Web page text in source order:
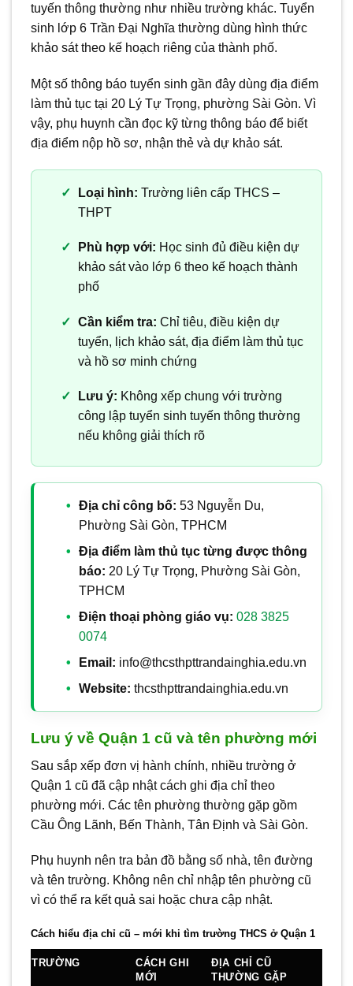
tuyến thông thường như nhiều trường khác. Tuyển
sinh lớp 6 Trần Đại Nghĩa thường dùng hình thức
khảo sát theo kế hoạch riêng của thành phố.
Một số thông báo tuyển sinh gần đây dùng địa điểm
làm thủ tục tại 20 Lý Tự Trọng, phường Sài Gòn. Vì
vậy, phụ huynh cần đọc kỹ từng thông báo để biết
địa điểm nộp hồ sơ, nhận thẻ và dự khảo sát.
Loại hình: Trường liên cấp THCS –
THPT
Phù hợp với: Học sinh đủ điều kiện dự
khảo sát vào lớp 6 theo kế hoạch thành
phố
Cần kiểm tra: Chỉ tiêu, điều kiện dự
tuyển, lịch khảo sát, địa điểm làm thủ tục
và hồ sơ minh chứng
Lưu ý: Không xếp chung với trường
công lập tuyển sinh tuyến thông thường
nếu không giải thích rõ
Địa chỉ công bố: 53 Nguyễn Du,
Phường Sài Gòn, TPHCM
Địa điểm làm thủ tục từng được thông
báo: 20 Lý Tự Trọng, Phường Sài Gòn,
TPHCM
Điện thoại phòng giáo vụ: 028 3825
0074
Email: info@thcsthpttrandainghia.edu.vn
Website: thcsthpttrandainghia.edu.vn
Lưu ý về Quận 1 cũ và tên phường mới
Sau sắp xếp đơn vị hành chính, nhiều trường ở
Quận 1 cũ đã cập nhật cách ghi địa chỉ theo
phường mới. Các tên phường thường gặp gồm
Cầu Ông Lãnh, Bến Thành, Tân Định và Sài Gòn.
Phụ huynh nên tra bản đồ bằng số nhà, tên đường
và tên trường. Không nên chỉ nhập tên phường cũ
vì có thể ra kết quả sai hoặc chưa cập nhật.
Cách hiểu địa chỉ cũ – mới khi tìm trường THCS ở Quận 1
TRƯỜNG
CÁCH GHI
MỚI
ĐỊA CHỈ CŨ
THƯỜNG GẶP